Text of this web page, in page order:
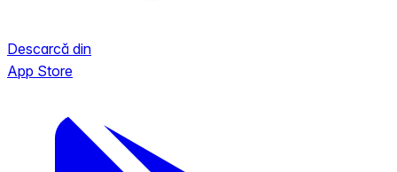
Descarcă din
App Store